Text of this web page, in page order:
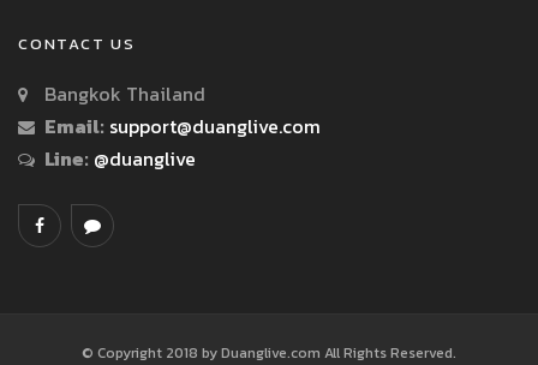
CONTACT US
Bangkok Thailand
Email: support@duanglive.com
Line: @duanglive
© Copyright 2018 by Duanglive.com All Rights Reserved.